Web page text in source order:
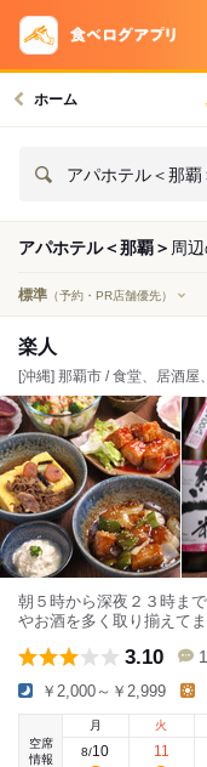
ホーム
アパホテル＜那覇
アパホテル＜那覇＞ 周
標準 （予約・PR店舗優先）
楽人
[沖縄] 那覇市 / 食堂、居酒屋
朝５時から深夜２３時ま
やお酒を多く取り揃えて
3.10
￥2,000～￥2,999
空席
情報
月
8/10
火
11